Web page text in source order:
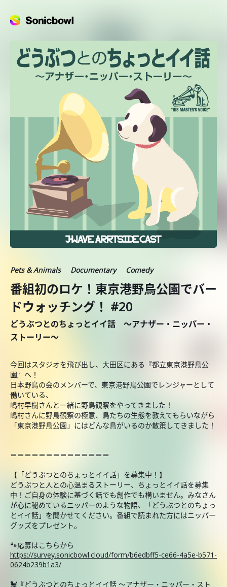
Pets & Animals Documentary Comedy
番組初のロケ！東京港野鳥公園でバー
ドウォッチング！ #20
どうぶつとのちょっとイイ話 ～アナザー・ニッパー・
ストーリー～
今回はスタジオを飛び出し、大田区にある『都立東京港野鳥公
園』へ！
日本野鳥の会のメンバーで、東京港野鳥公園でレンジャーとして
働いている、
嶋村早樹さんと一緒に野鳥観察をやってきました！
嶋村さんに野鳥観察の極意、鳥たちの生態を教えてもらいながら
「東京港野鳥公園」にはどんな鳥がいるのか散策してきました！
＝＝＝＝＝＝＝＝＝＝＝＝＝＝
【「どうぶつとのちょっとイイ話」を募集中！】
どうぶつと人との心温まるストーリー、ちょっとイイ話を募集
中！ご自身の体験に基づく話でも創作でも構いません。みなさん
が心に秘めているニッパーのような物語、「どうぶつとのちょっ
とイイ話」を聞かせてください。番組で読まれた方にはニッパー
グッズをプレゼント。
🐾応募はこちらから
https://survey.sonicbowl.cloud/form/b6edbff5-ce66-4a5e-b571-
0624b239b1a3/
🐩『どうぶつとのちょっとイイ話 ～アナザー・ニッパー・スト